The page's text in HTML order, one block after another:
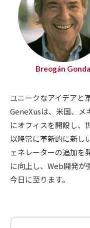
Breogán Gonda
ユニークなアイデアと
GeneXusは、米国、メ
にオフィスを開設し、
以降常に革新的に新し
ェネレーターの追加を
に向上し、Web開発が
今日に至ります。